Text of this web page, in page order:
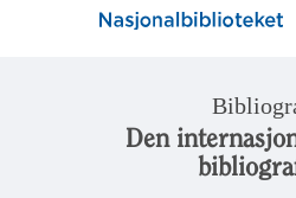
Den